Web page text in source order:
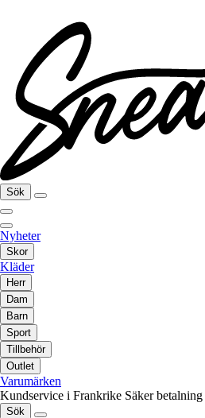
Sök
Nyheter
Skor
Kläder
Herr
Dam
Barn
Sport
Tillbehör
Outlet
Varumärken
Kundservice i Frankrike Säker betalning
Sök